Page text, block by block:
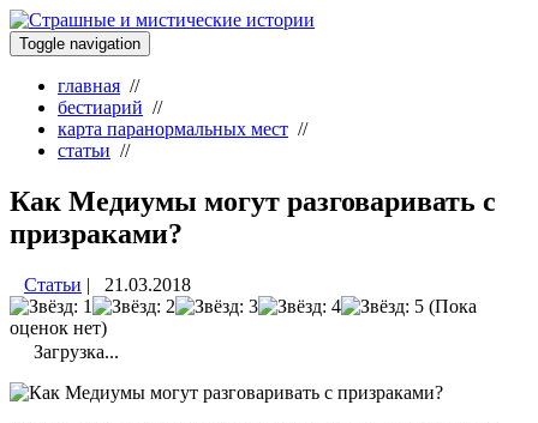
Toggle navigation
главная //
бестиарий //
карта паранормальных мест //
статьи //
Как Медиумы могут разговаривать с
призраками?
Статьи |
21.03.2018
(Пока
оценок нет)
Загрузка...